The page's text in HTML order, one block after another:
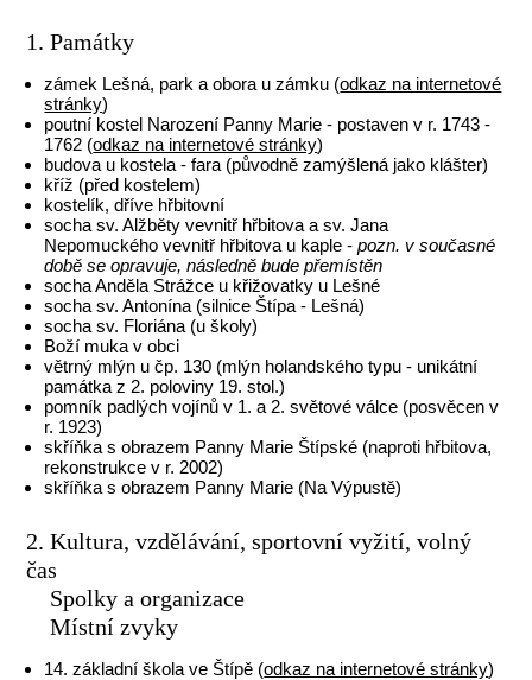
1. Památky
zámek Lešná, park a obora u zámku (odkaz na internetové
stránky)
poutní kostel Narození Panny Marie - postaven v r. 1743 -
1762 (odkaz na internetové stránky)
budova u kostela - fara (původně zamýšlená jako klášter)
kříž (před kostelem)
kostelík, dříve hřbitovní
socha sv. Alžběty vevnitř hřbitova a sv. Jana
Nepomuckého vevnitř hřbitova u kaple -pozn. v současné
době se opravuje, následně bude přemístěn
socha Anděla Strážce u křižovatky u Lešné
socha sv. Antonína (silnice Štípa - Lešná)
socha sv. Floriána (u školy)
Boží muka v obci
větrný mlýn u čp. 130 (mlýn holandského typu - unikátní
památka z 2. poloviny 19. stol.)
pomník padlých vojínů v 1. a 2. světové válce (posvěcen v
r. 1923)
skříňka s obrazem Panny Marie Štípské (naproti hřbitova,
rekonstrukce v r. 2002)
skříňka s obrazem Panny Marie (Na Výpustě)
2. Kultura, vzdělávání, sportovní vyžití, volný
čas
Spolky a organizace
Místní zvyky
14. základní škola ve Štípě (odkaz na internetové stránky)